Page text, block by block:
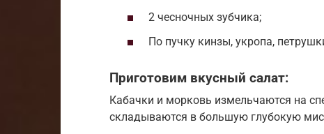
2 чесночных зубчика;
По пучку кинзы, укропа,
Приготовим вкусный салат:
Кабачки и морковь измельчаются на
складываются в большую глубокую